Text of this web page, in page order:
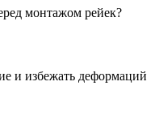
монтажом рейек?
и избежать деформаций